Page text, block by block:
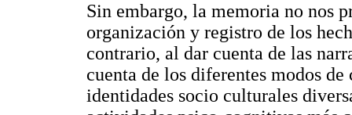
Sin embargo, la memoria no nos
organización y registro de los
contrario, al dar cuenta de las
cuenta de los diferentes modos
identidades socio culturales